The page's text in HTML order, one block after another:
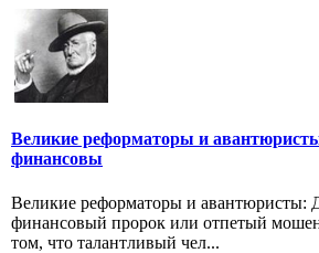
Великие реформаторы и
финансовы
Великие реформаторы и авантюристы:
финансовый пророк или отпетый
том, что талантливый чел...